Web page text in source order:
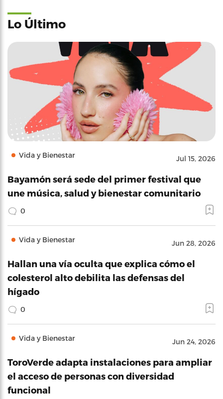
Lo Último
Vida y Bienestar Jul 15, 2026
Bayamón será sede del primer festival que
une música, salud y bienestar comunitario
0
Vida y Bienestar Jun 28, 2026
Hallan una vía oculta que explica cómo el
colesterol alto debilita las defensas del
hígado
0
Vida y Bienestar Jun 24, 2026
ToroVerde adapta instalaciones para ampliar
el acceso de personas con diversidad
funcional